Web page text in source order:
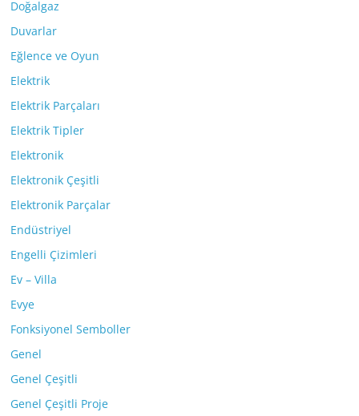
Doğalgaz
Duvarlar
Eğlence ve Oyun
Elektrik
Elektrik Parçaları
Elektrik Tipler
Elektronik
Elektronik Çeşitli
Elektronik Parçalar
Endüstriyel
Engelli Çizimleri
Ev – Villa
Evye
Fonksiyonel Semboller
Genel
Genel Çeşitli
Genel Çeşitli Proje